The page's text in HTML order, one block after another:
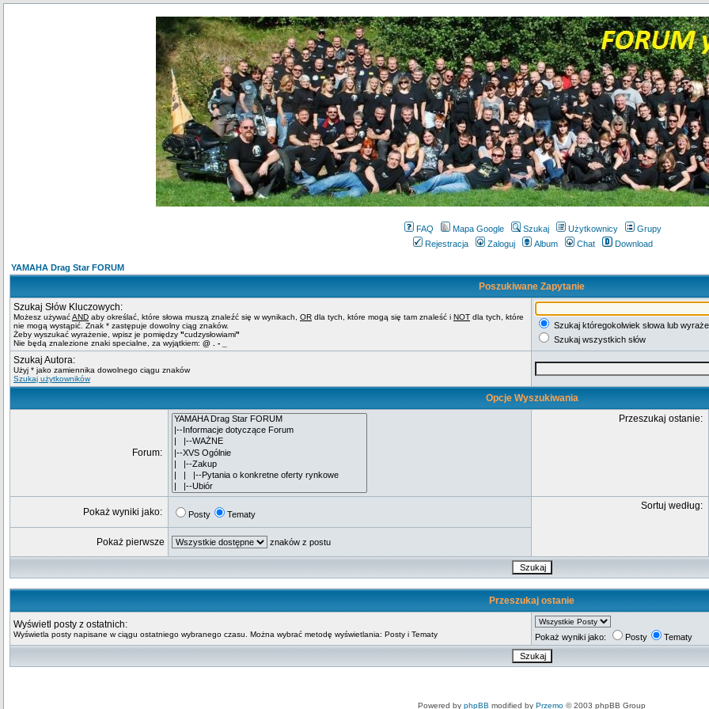
FAQ Mapa Google Szukaj Użytkownicy
Grupy
Rejestracja
Zaloguj Album Chat Download
YAMAHA Drag Star FORUM
Poszukiwane Zapytanie
Szukaj Słów Kluczowych:
Możesz używaćAND aby określać, które słowa muszą znaleźć się w wynikach, OR dla tych, które mogą się tam znaleść i NOT dla tych, które
nie mogą wystąpić. Znak * zastępuje dowolny ciąg znaków.
Żeby wyszukać wyrażenie, wpisz je pomiędzy "cudzysłowiami"
Nie będą znalezione znaki specialne, za wyjątkiem: @ . - _
Szukaj któregokolwiek słowa lub
Szukaj wszystkich słów
Szukaj Autora:
Użyj * jako zamiennika dowolnego ciągu znaków
Szukaj użytkowników
Opcje Wyszukiwania
Forum:
Przeszukaj ostanie:
Pokaż wyniki jako: Posty Tematy
Sortuj według:
Pokaż pierwsze znaków z postu
Przeszukaj ostanie
Wyświetl posty z ostatnich:
Wyświetla posty napisane w ciągu ostatniego wybranego czasu. Można wybrać metodę wyświetlania: Posty i Tematy Pokaż wyniki jako: Posty Tematy
Powered by phpBB modified by Przemo © 2003 phpBB Group